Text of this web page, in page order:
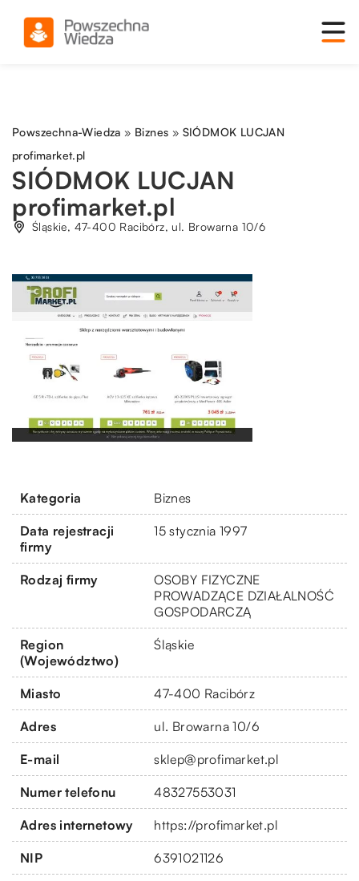
Powszechna-Wiedza » Biznes » SIÓDMOK LUCJAN
profimarket.pl
SIÓDMOK LUCJAN
profimarket.pl
Śląskie, 47-400 Racibórz, ul. Browarna 10/6
Kategoria Biznes
Data rejestracji
firmy
15 stycznia 1997
Rodzaj firmy
OSOBY FIZYCZNE
PROWADZĄCE DZIAŁALNOŚĆ
GOSPODARCZĄ
Region
(Województwo)
Śląskie
Miasto 47-400 Racibórz
Adres ul. Browarna 10/6
E-mail sklep@profimarket.pl
Numer telefonu 48327553031
Adres internetowy https://profimarket.pl
NIP 6391021126